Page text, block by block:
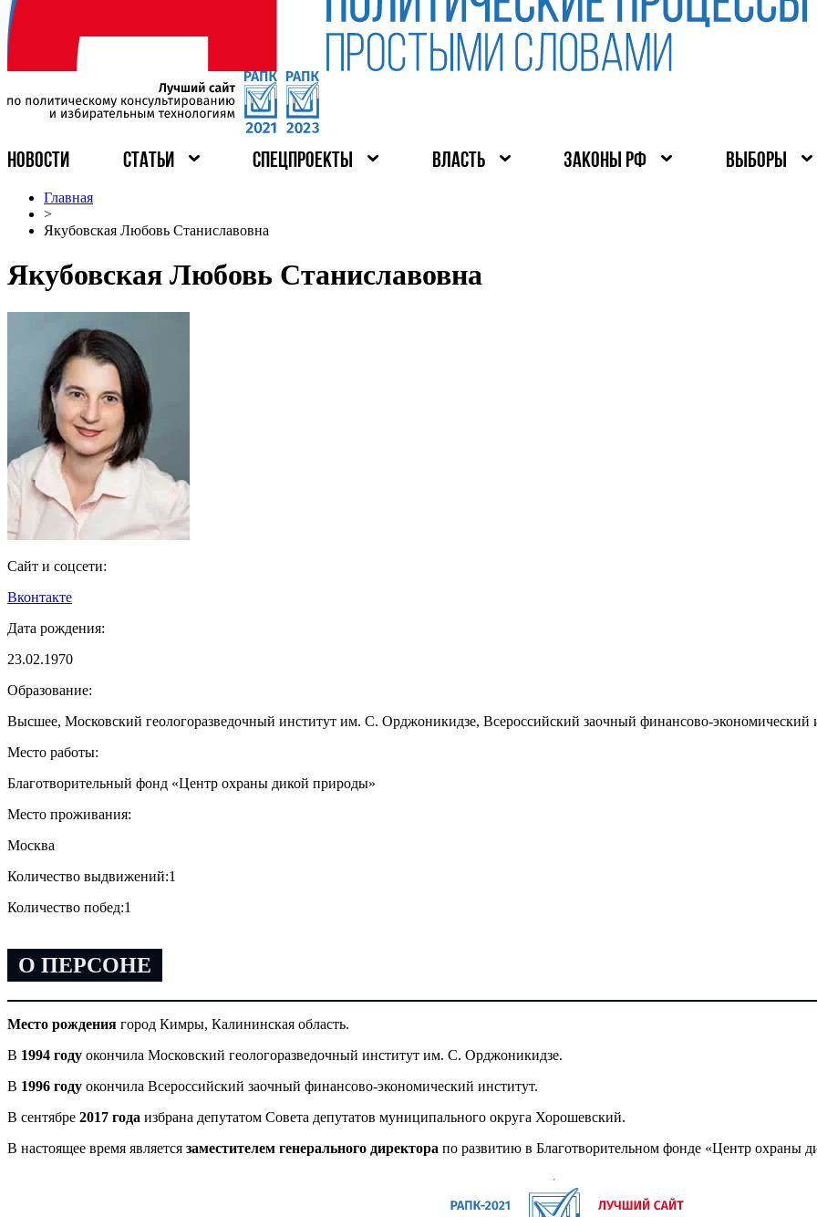
НОВОСТИ СТАТЬИ СПЕЦПРОЕКТЫ ВЛАСТЬ ЗАКОНЫ РФ ВЫБОРЫ
Главная
>
Якубовская Любовь Станиславовна
Якубовская Любовь Станиславовна
Сайт и соцсети:
Вконтакте
Дата рождения:
23.02.1970
Образование:
Высшее, Московский геологоразведочный институт им. С. Орджоникидзе, Всероссийский заочный финансово-экономический
Место работы:
Благотворительный фонд «Центр охраны дикой природы»
Место проживания:
Москва
Количество выдвижений:1
Количество побед:1
О ПЕРСОНЕ
Место рождения город Кимры, Калининская область.
В 1994 году окончила Московский геологоразведочный институт им. С. Орджоникидзе.
В 1996 году окончила Всероссийский заочный финансово-экономический институт.
В сентябре 2017 года избрана депутатом Совета депутатов муниципального округа Хорошевский.
В настоящее время является заместителем генерального директора по развитию в Благотворительном фонде «Центр охраны